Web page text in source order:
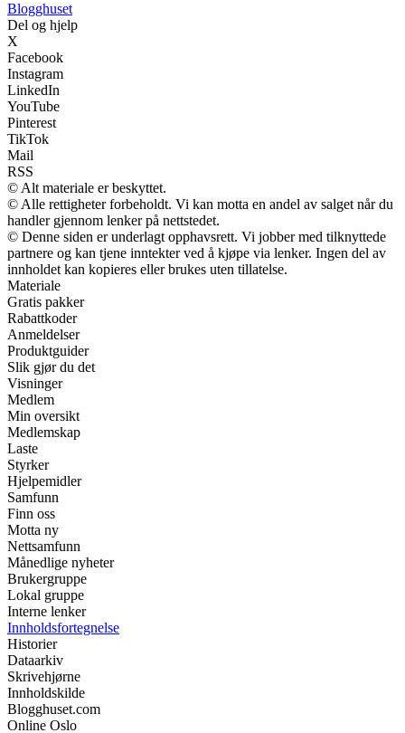
Blogghuset
Del og hjelp
X
Facebook
Instagram
LinkedIn
YouTube
Pinterest
TikTok
Mail
RSS
© Alt materiale er beskyttet.
© Alle rettigheter forbeholdt. Vi kan motta en andel av salget når du
handler gjennom lenker på nettstedet.
© Denne siden er underlagt opphavsrett. Vi jobber med tilknyttede
partnere og kan tjene inntekter ved å kjøpe via lenker. Ingen del av
innholdet kan kopieres eller brukes uten tillatelse.
Materiale
Gratis pakker
Rabattkoder
Anmeldelser
Produktguider
Slik gjør du det
Visninger
Medlem
Min oversikt
Medlemskap
Laste
Styrker
Hjelpemidler
Samfunn
Finn oss
Motta ny
Nettsamfunn
Månedlige nyheter
Brukergruppe
Lokal gruppe
Interne lenker
Innholdsfortegnelse
Historier
Dataarkiv
Skrivehjørne
Innholdskilde
Blogghuset.com
Online Oslo